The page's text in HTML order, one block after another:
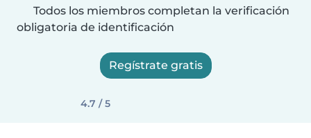
Todos los miembros completan la verificación
obligatoria de identificación
Regístrate gratis
4.7 / 5